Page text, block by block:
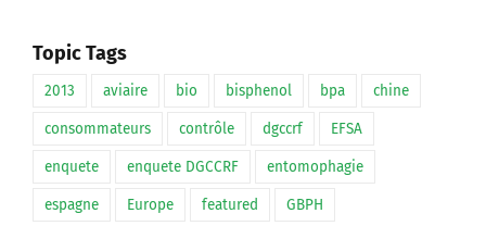
Topic Tags
2013 aviaire bio bisphenol bpa chine
consommateurs contrôle dgccrf EFSA
enquete enquete DGCCRF entomophagie
espagne Europe featured GBPH